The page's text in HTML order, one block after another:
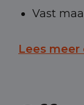
Vast
Lees meer